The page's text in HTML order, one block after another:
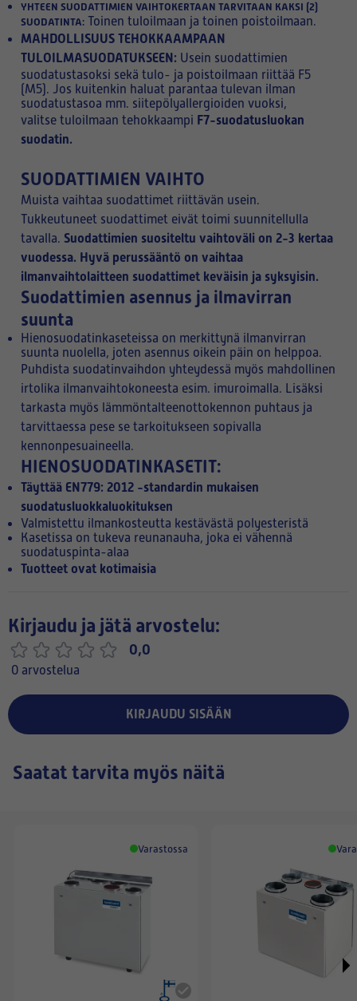
YHTEEN SUODATTIMIEN VAIHTOKERTAAN TARVITAAN KAKSI (2)
SUODATINTA: Toinen tuloilmaan ja toinen poistoilmaan.
MAHDOLLISUUS TEHOKKAAMPAAN
TULOILMASUODATUKSEEN: Usein suodattimien
suodatustasoksi sekä tulo- ja poistoilmaan riittää F5
(M5). Jos kuitenkin haluat parantaa tulevan ilman
suodatustasoa mm. siitepölyallergioiden vuoksi,
valitse tuloilmaan tehokkaampi F7-suodatusluokan
suodatin.
SUODATTIMIEN VAIHTO
Muista vaihtaa suodattimet riittävän usein.
Tukkeutuneet suodattimet eivät toimi suunnitellulla
tavalla. Suodattimien suositeltu vaihtoväli on 2-3 kertaa
vuodessa. Hyvä perussääntö on vaihtaa
ilmanvaihtolaitteen suodattimet keväisin ja syksyisin.
Suodattimien asennus ja ilmavirran
suunta
Hienosuodatinkaseteissa on merkittynä ilmanvirran
suunta nuolella, joten asennus oikein päin on helppoa.
Puhdista suodatinvaihdon yhteydessä myös mahdollinen
irtolika ilmanvaihtokoneesta esim. imuroimalla. Lisäksi
tarkasta myös lämmöntalteenottokennon puhtaus ja
tarvittaessa pese se tarkoitukseen sopivalla
kennonpesuaineella.
HIENOSUODATINKASETIT:
Täyttää EN779: 2012 -standardin mukaisen
suodatusluokkaluokituksen
Valmistettu ilmankosteutta kestävästä polyesteristä
Kasetissa on tukeva reunanauha, joka ei vähennä
suodatuspinta-alaa
Tuotteet ovat kotimaisia
Kirjaudu ja jätä arvostelu:
0,0
0 arvostelua
KIRJAUDU SISÄÄN
Saatat tarvita myös näitä
Varastossa